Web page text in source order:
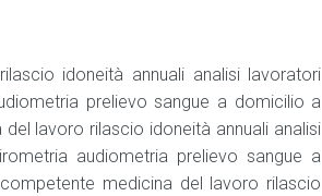
Addetto
che
NON
manipola
alimenti
e
idoneità annuali analisi lavoratori
prelievo sangue a domicilio a
lavoro rilascio idoneità annuali analisi
audiometria prelievo sangue a
medicina del lavoro rilascio